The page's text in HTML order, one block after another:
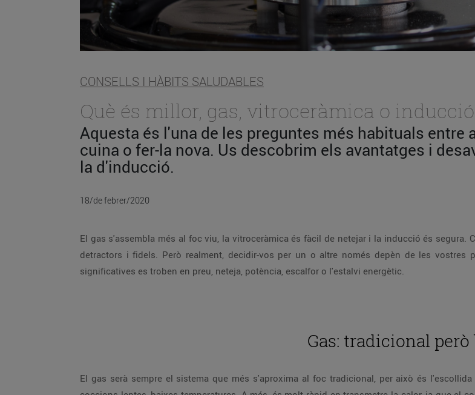
CONSELLS I HÀBITS SALUDABLES
Què és millor, gas, vitroceràmica o
Aquesta és l'una de les preguntes més habituals entre
cuina o fer-la nova. Us descobrim els avantatges i
la d'inducció.
18/de febrer/2020
El gas s'assembla més al foc viu, la vitroceràmica és fàcil de netejar i la inducció és
detractors i fidels. Però realment, decidir-vos per un o altre només depèn de les vostres
significatives es troben en preu, neteja, potència, escalfor o l'estalvi energètic.
Gas: tradicional però
El gas serà sempre el sistema que més s'aproxima al foc tradicional, per això és